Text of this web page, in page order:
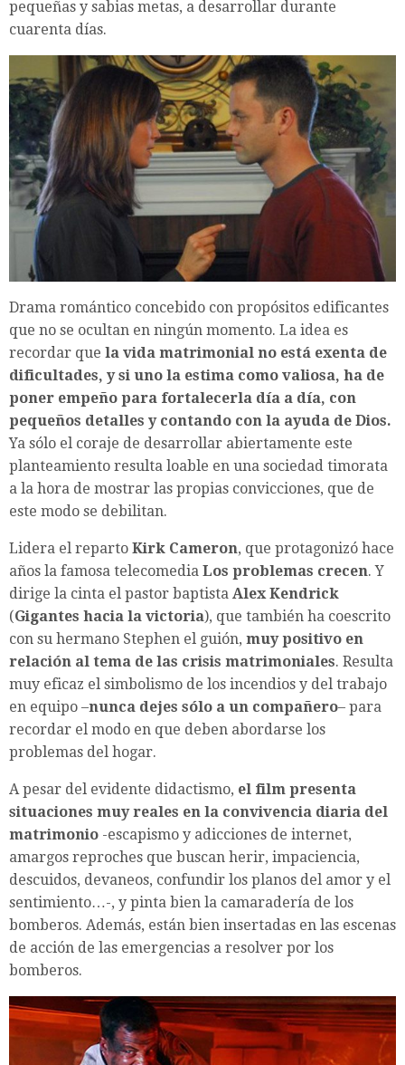
pequeñas y sabias metas, a desarrollar durante
cuarenta días.
Drama romántico concebido con propósitos edificantes
que no se ocultan en ningún momento. La idea es
recordar que la vida matrimonial no está exenta de
dificultades, y si uno la estima como valiosa, ha de
poner empeño para fortalecerla día a día, con
pequeños detalles y contando con la ayuda de Dios.
Ya sólo el coraje de desarrollar abiertamente este
planteamiento resulta loable en una sociedad timorata
a la hora de mostrar las propias convicciones, que de
este modo se debilitan.
Lidera el reparto Kirk Cameron, que protagonizó hace
años la famosa telecomedia Los problemas crecen. Y
dirige la cinta el pastor baptista Alex Kendrick
(Gigantes hacia la victoria), que también ha coescrito
con su hermano Stephen el guión, muy positivo en
relación al tema de las crisis matrimoniales. Resulta
muy eficaz el simbolismo de los incendios y del trabajo
en equipo –nunca dejes sólo a un compañero– para
recordar el modo en que deben abordarse los
problemas del hogar.
A pesar del evidente didactismo, el film presenta
situaciones muy reales en la convivencia diaria del
matrimonio -escapismo y adicciones de internet,
amargos reproches que buscan herir, impaciencia,
descuidos, devaneos, confundir los planos del amor y el
sentimiento…-, y pinta bien la camaradería de los
bomberos. Además, están bien insertadas en las escenas
de acción de las emergencias a resolver por los
bomberos.